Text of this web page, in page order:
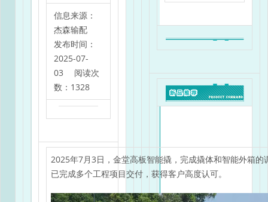
信息来源：
杰森输配
发布时间：
2025-07-
03 阅读次
数：1328
2025年7月3日，金堂高板智能撬，完成撬体和智能外箱
已完成多个工程项目交付，获得客户高度认可。